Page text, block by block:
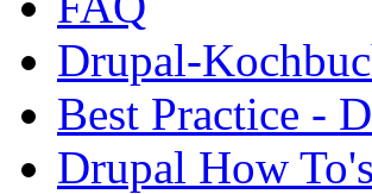
Drupal-
Best Practice -
Drupal How To's